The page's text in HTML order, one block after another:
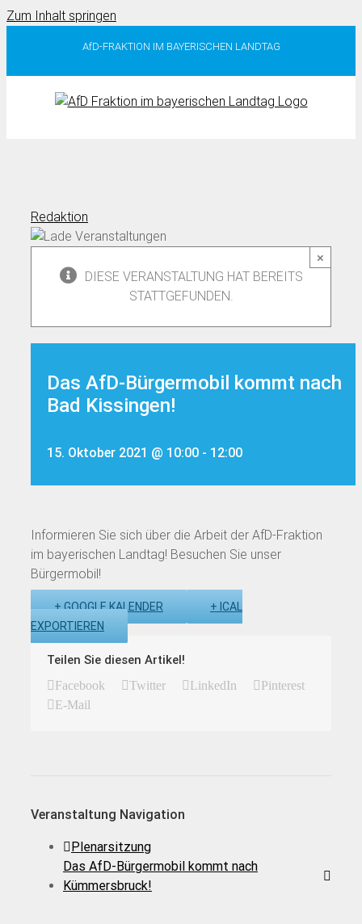
Zum Inhalt springen
AfD-FRAKTION IM BAYERISCHEN LANDTAG
Redaktion
×
DIESE VERANSTALTUNG HAT BEREITS
STATTGEFUNDEN.
Das AfD-Bürgermobil kommt nach
Bad Kissingen!
15. Oktober 2021 @ 10:00 - 12:00
Informieren Sie sich über die Arbeit der AfD-Fraktion
im bayerischen Landtag! Besuchen Sie unser
Bürgermobil!
+ GOOGLE KALENDER
+ ICAL
EXPORTIEREN
Teilen Sie diesen Artikel!
Facebook Twitter LinkedIn
Pinterest
E-Mail
Veranstaltung Navigation
Plenarsitzung
Das AfD-Bürgermobil kommt nach
Kümmersbruck!